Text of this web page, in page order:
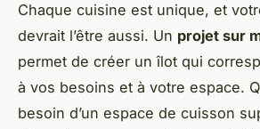
Chaque cuisine est unique, et
devrait l’être aussi. Un projet sur
permet de créer un îlot qui
à vos besoins et à votre espace.
besoin d’un espace de cuisson